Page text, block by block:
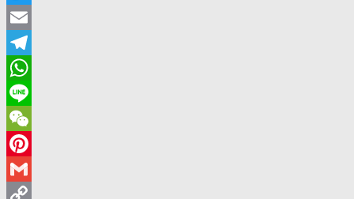
Twitter
Email
Telegram
WhatsApp
Line
WeChat
Pinterest
Gmail